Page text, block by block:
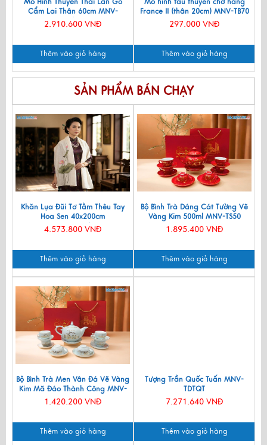
Mô Hình Thuyền Thái Lan Gỗ
Cẩm Lai Thân 60cm MNV-
TB15/60CL
2.910.600 VNĐ
Thêm vào giỏ hàng
Mô hình tàu thuyền chở hàng
France II (thân 20cm) MNV-TB70
297.000 VNĐ
Thêm vào giỏ hàng
SẢN PHẨM BÁN CHẠY
Khăn Lụa Đũi Tơ Tằm Thêu Tay
Hoa Sen 40x200cm
KLNC40200/10
4.573.800 VNĐ
Thêm vào giỏ hàng
Bộ Bình Trà Dáng Cát Tường Vẽ
Vàng Kim 500ml MNV-TS50
1.895.400 VNĐ
Thêm vào giỏ hàng
Bộ Bình Trà Men Vân Đá Vẽ Vàng
Kim Mã Đáo Thành Công MNV-
BTV11
1.420.200 VNĐ
Thêm vào giỏ hàng
Tượng Trần Quốc Tuấn MNV-
TDTQT
7.271.640 VNĐ
Thêm vào giỏ hàng